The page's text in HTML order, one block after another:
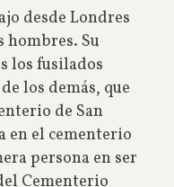
desde Londres
hombres. Su
los fusilados
los demás, que
de San
en el cementerio
persona en ser
Cementerio